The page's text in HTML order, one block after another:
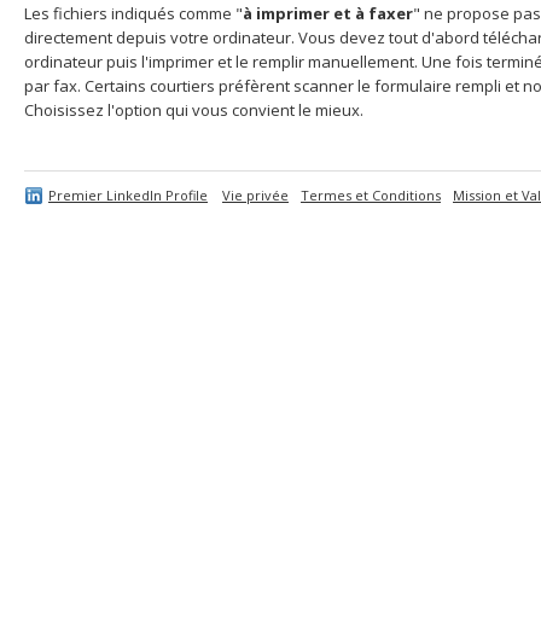
Les fichiers indiqués comme "à imprimer et à faxer" ne propose
directement depuis votre ordinateur. Vous devez tout d'abord
ordinateur puis l'imprimer et le remplir manuellement. Une fois
par fax. Certains courtiers préfèrent scanner le formulaire rempli et
Choisissez l'option qui vous convient le mieux.
Premier LinkedIn Profile Vie privée Termes et Conditions Mission et